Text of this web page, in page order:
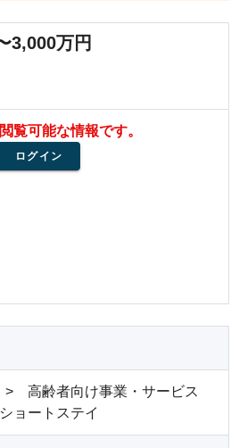
3,000万円
覧可能な情報です。
ログイン
> 高齢者向け事業・サービス
ョートステイ